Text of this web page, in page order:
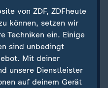
von ZDF, ZDFheute
können, setzen wir
Techniken ein. Einige
sind unbedingt
Mit deiner
unsere Dienstleister
auf deinem Gerät